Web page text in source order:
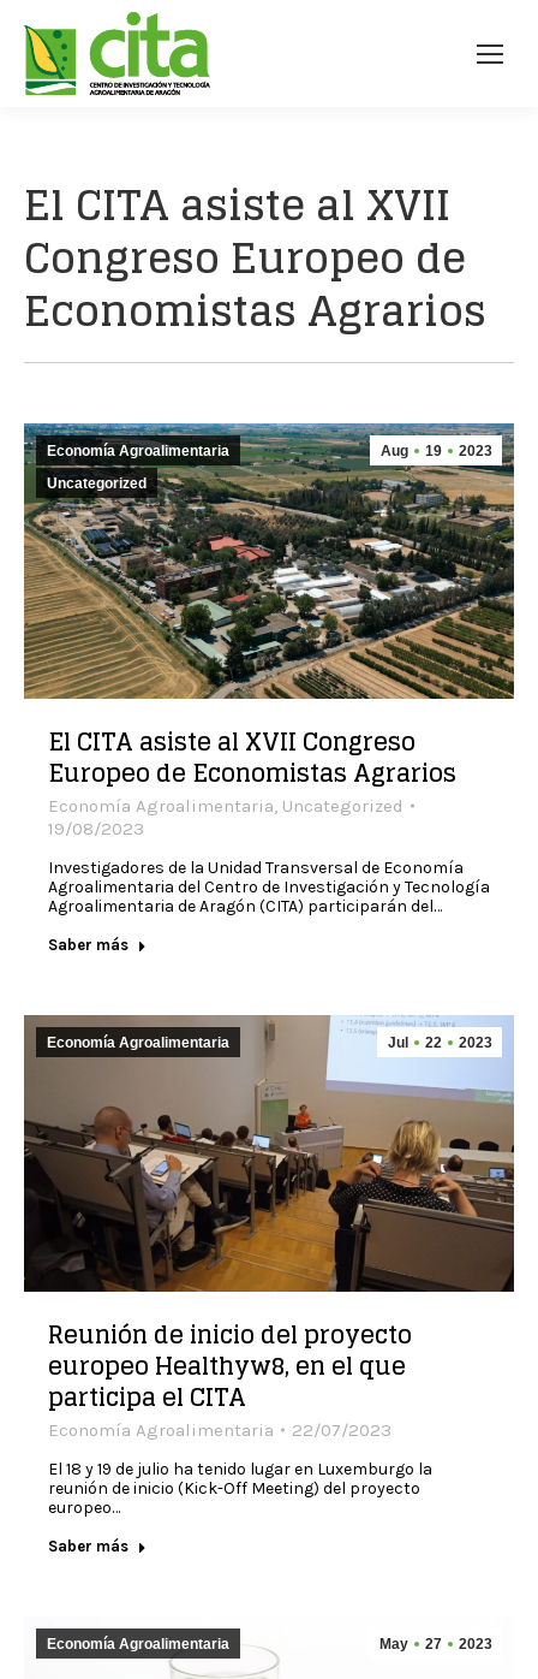
El CITA asiste al XVII
Congreso Europeo de
Economistas Agrarios
Aug 19 2023
Economía Agroalimentaria
Uncategorized
El CITA asiste al XVII Congreso
Europeo de Economistas Agrarios
Economía Agroalimentaria, Uncategorized
19/08/2023
Investigadores de la Unidad Transversal de Economía
Agroalimentaria del Centro de Investigación y Tecnología
Agroalimentaria de Aragón (CITA) participarán del…
Saber más
Jul 22 2023
Economía Agroalimentaria
Reunión de inicio del proyecto
europeo Healthyw8, en el que
participa el CITA
Economía Agroalimentaria 22/07/2023
El 18 y 19 de julio ha tenido lugar en Luxemburgo la
reunión de inicio (Kick-Off Meeting) del proyecto
europeo…
Saber más
May 27 2023
Economía Agroalimentaria